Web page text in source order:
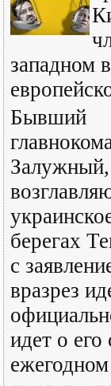
западном
Бывший
берегах
с
вразрез
идет о его